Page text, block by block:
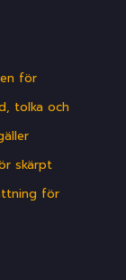
för
tolka och
skärpt
för